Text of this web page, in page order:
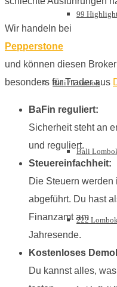
99
Bali / Lombok
Bali
222
Wir handeln bei
Pepperstone
und können diesen
besonders für Trader aus
BaFin reguliert:
Sicherheit steht an
und reguliert.
Steuereinfachheit:
Die Steuern
abgeführt. Du hast
Finanzamt am
Jahresende.
Kostenloses
Du kannst alles,